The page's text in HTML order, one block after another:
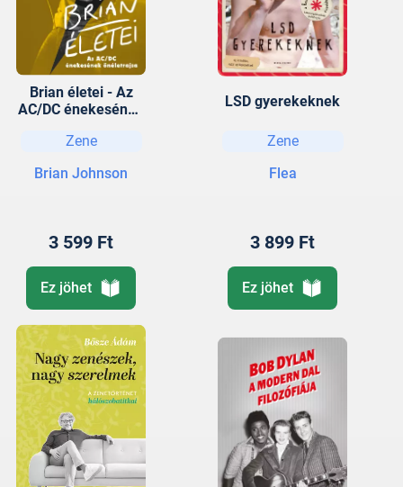
Brian életei - Az
AC/DC énekesének
Zene
Brian Johnson
3 599 Ft
Ez jöhet
LSD gyerekeknek
Zene
Flea
3 899 Ft
Ez jöhet